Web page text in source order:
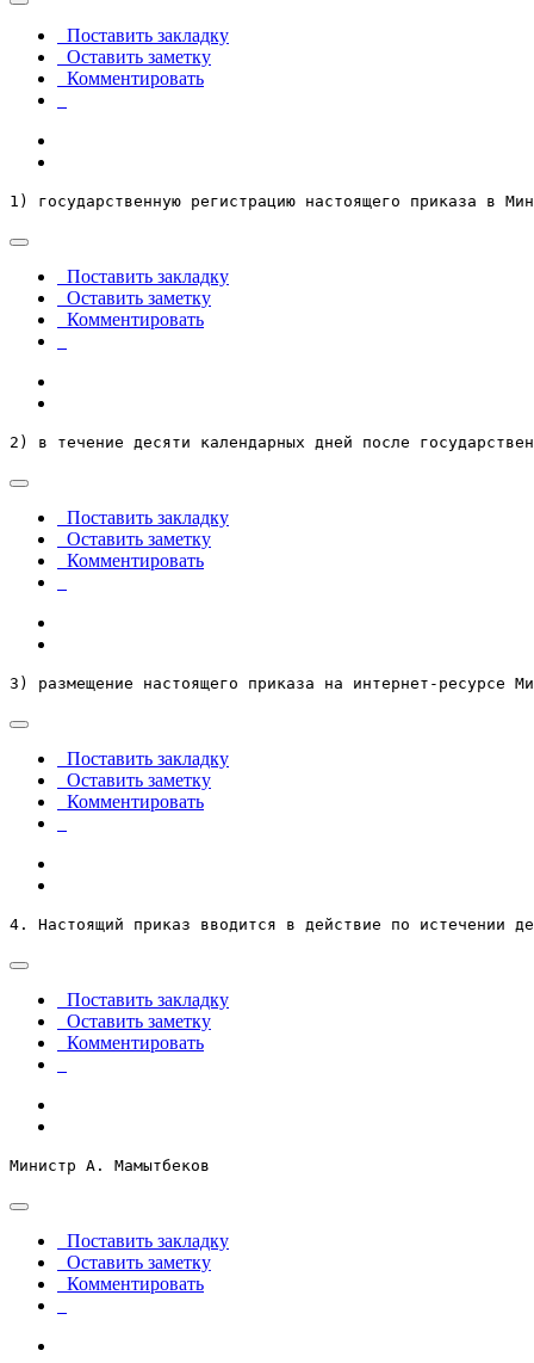
Поставить закладку
Оставить заметку
Комментировать
1) государственную регистрацию настоящего приказа в
Поставить закладку
Оставить заметку
Комментировать
2) в течение десяти календарных дней после
Поставить закладку
Оставить заметку
Комментировать
3) размещение настоящего приказа на интернет-ресурсе
Поставить закладку
Оставить заметку
Комментировать
4. Настоящий приказ вводится в действие по истечении
Поставить закладку
Оставить заметку
Комментировать
Министр А. Мамытбеков
Поставить закладку
Оставить заметку
Комментировать